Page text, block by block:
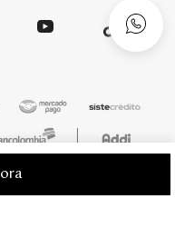
Desarrollado por